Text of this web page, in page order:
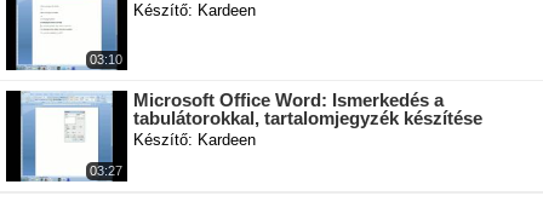
03:10
Készítő: Kardeen
03:27
Microsoft Office Word: Ismerkedés a
tabulátorokkal, tartalomjegyzék készítése
Készítő: Kardeen